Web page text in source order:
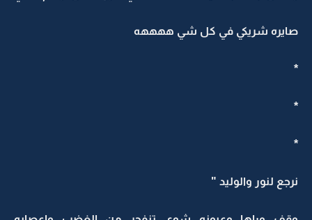
صايره شريكي في كل شي ههههه
*
*
*
نرجع لنور والوليد "